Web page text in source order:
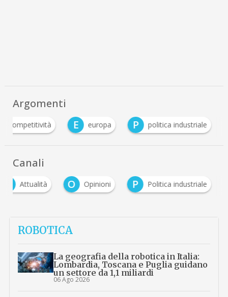
Argomenti
competitività E europa P politica industriale
Canali
Attualità O Opinioni P Politica industriale
ROBOTICA
La geografia della robotica in Italia:
Lombardia, Toscana e Puglia guidano
un settore da 1,1 miliardi
06 Ago 2026